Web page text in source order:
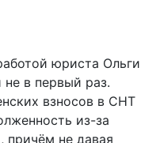
юриста Ольги
в первый раз.
взносов в СНТ
из-за
причём не давая